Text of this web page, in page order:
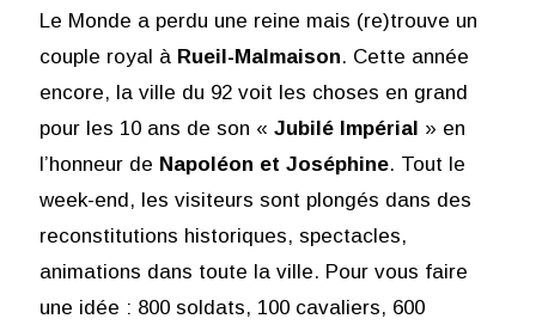
Le Monde a perdu une reine mais (re)trouve un
couple royal à Rueil-Malmaison. Cette année
encore, la ville du 92 voit les choses en grand
pour les 10 ans de son « Jubilé Impérial » en
l’honneur de Napoléon et Joséphine. Tout le
week-end, les visiteurs sont plongés dans des
reconstitutions historiques, spectacles,
animations dans toute la ville. Pour vous faire
une idée : 800 soldats, 100 cavaliers, 600